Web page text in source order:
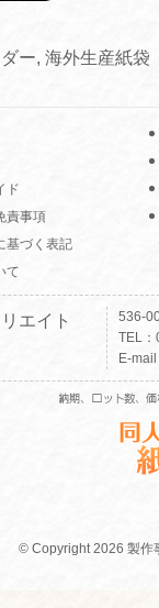
ー, 海外生産紙袋
ド
責事項
基づく表記
て
エイト
536-
TEL
E-
© Copyright 2026 製作